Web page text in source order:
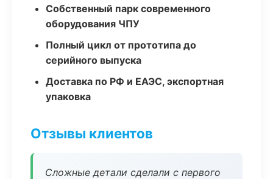
Собственный парк современного
оборудования ЧПУ
Полный цикл от прототипа до
серийного выпуска
Доставка по РФ и ЕАЭС, экспортная
упаковка
Отзывы клиентов
Сложные детали сделали с первого